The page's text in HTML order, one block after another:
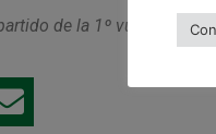
de la 1º vuelta, es